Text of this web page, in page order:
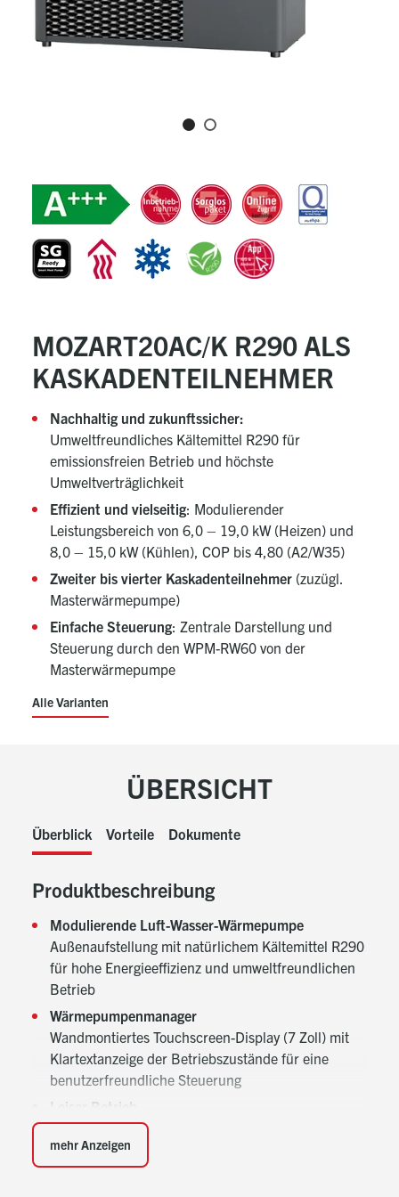
MOZART20AC/K R290 ALS
KASKADENTEILNEHMER
Nachhaltig und zukunftssicher:
Umweltfreundliches Kältemittel R290 für
emissionsfreien Betrieb und höchste
Umweltverträglichkeit
Effizient und vielseitig: Modulierender
Leistungsbereich von 6,0 – 19,0 kW (Heizen) und
8,0 – 15,0 kW (Kühlen), COP bis 4,80 (A2/W35)
Zweiter bis vierter Kaskadenteilnehmer (zuzügl.
Masterwärmepumpe)
Einfache Steuerung: Zentrale Darstellung und
Steuerung durch den WPM-RW60 von der
Masterwärmepumpe
Alle Varianten
ÜBERSICHT
Überblick Vorteile Dokumente
Produktbeschreibung
Modulierende Luft-Wasser-Wärmepumpe
Außenaufstellung mit natürlichem Kältemittel R290
für hohe Energieeffizienz und umweltfreundlichen
Betrieb
Wärmepumpenmanager
Wandmontiertes Touchscreen-Display (7 Zoll) mit
Klartextanzeige der Betriebszustände für eine
benutzerfreundliche Steuerung
Leiser Betrieb
Durch modulierende Komponenten und
Eulenflügelventilatortechnik für nahezu lautlosen
Betrieb
mehr Anzeigen